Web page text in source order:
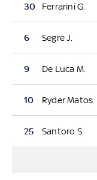
30 Ferrarini G.
6 Segre J.
9 De Luca M.
10 Ryder Matos
25 Santoro S.